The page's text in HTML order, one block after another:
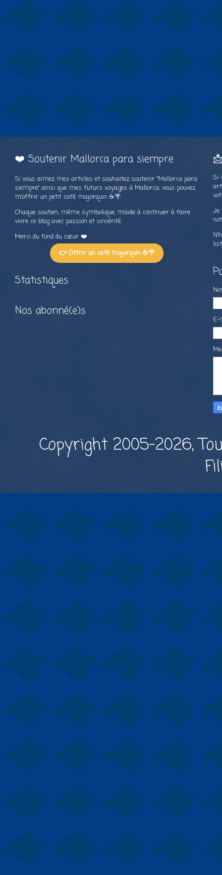
❤️ Soutenir Mallorca para siempre
Si vous aimez mes articles et souhaitez soutenir "Mallorca para
siempre" ainsi que mes futurs voyages à Mallorca, vous pouvez
m’offrir un petit café majorquin ☕🌴
Chaque soutien, même symbolique, m’aide à continuer à faire
vivre ce blog avec passion et sincérité.
Merci du fond du cœur ❤️
👉 Offrir un café majorquin ☕🌴
Statistiques
Nos abonné(e)s
Si
Je
Copyright 2005-2026,